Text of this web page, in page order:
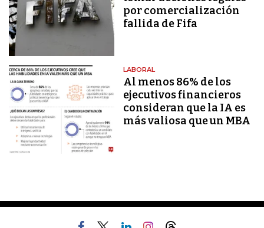
por comercialización
fallida de Fifa
LABORAL
Al menos 86% de los
ejecutivos financieros
consideran que la IA es
más valiosa que un MBA